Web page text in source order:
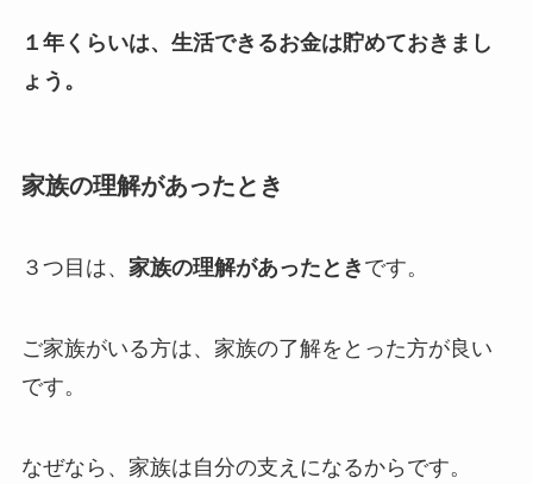
１年くらいは、生活できるお金は貯めておきまし
ょう。
家族の理解があったとき
３つ目は、 家族の理解があったとき です。
ご家族がいる方は、家族の了解をとった方が良い
です。
なぜなら、家族は自分の支えになるからです。